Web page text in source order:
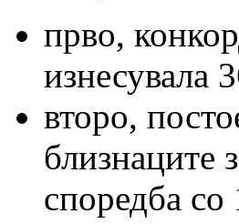
прво,
изнесувала
второ,
близнаците
споредба со